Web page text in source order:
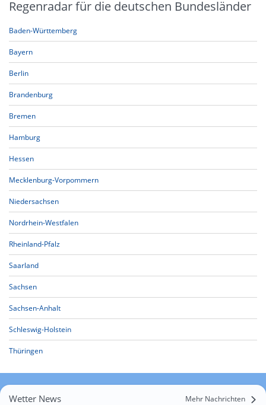
Regenradar für die deutschen Bundesländer
Baden-Württemberg
Bayern
Berlin
Brandenburg
Bremen
Hamburg
Hessen
Mecklenburg-Vorpommern
Niedersachsen
Nordrhein-Westfalen
Rheinland-Pfalz
Saarland
Sachsen
Sachsen-Anhalt
Schleswig-Holstein
Thüringen
Wetter News Mehr Nachrichten